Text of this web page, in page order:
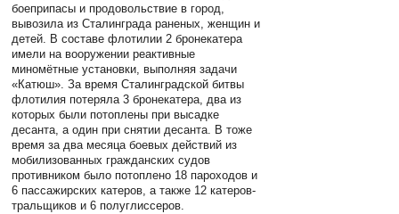
боеприпасы и продовольствие в город,
вывозила из Сталинграда раненых, женщин и
детей. В составе флотилии 2 бронекатера
имели на вооружении реактивные
миномётные установки, выполняя задачи
«Катюш». За время Сталинградской битвы
флотилия потеряла 3 бронекатера, два из
которых были потоплены при высадке
десанта, а один при снятии десанта. В тоже
время за два месяца боевых действий из
мобилизованных гражданских судов
противником было потоплено 18 пароходов и
6 пассажирских катеров, а также 12 катеров-
тральщиков и 6 полуглиссеров.